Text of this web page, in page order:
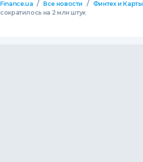
Finance.ua / Все новости / Финтех и Карты
сократилось на 2 млн штук